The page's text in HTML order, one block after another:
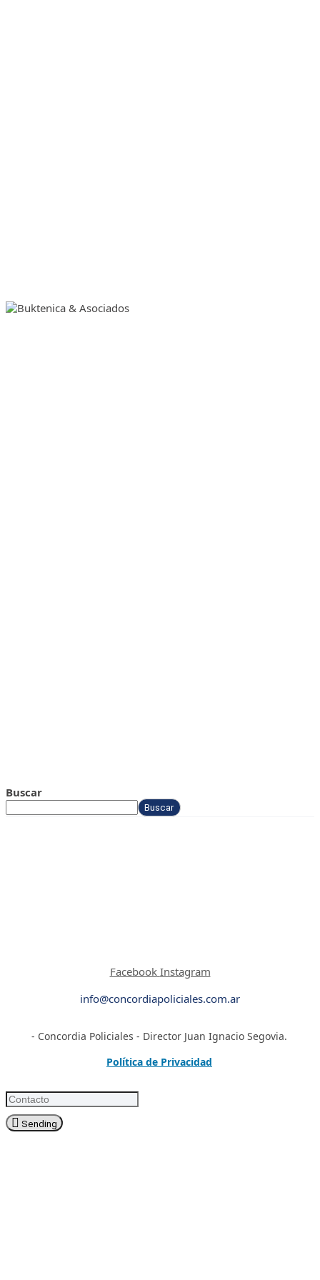
Buscar
Buscar
Facebook Instagram
info@concordiapoliciales.com.ar
- Concordia Policiales - Director Juan Ignacio Segovia.
Política de Privacidad
Sending